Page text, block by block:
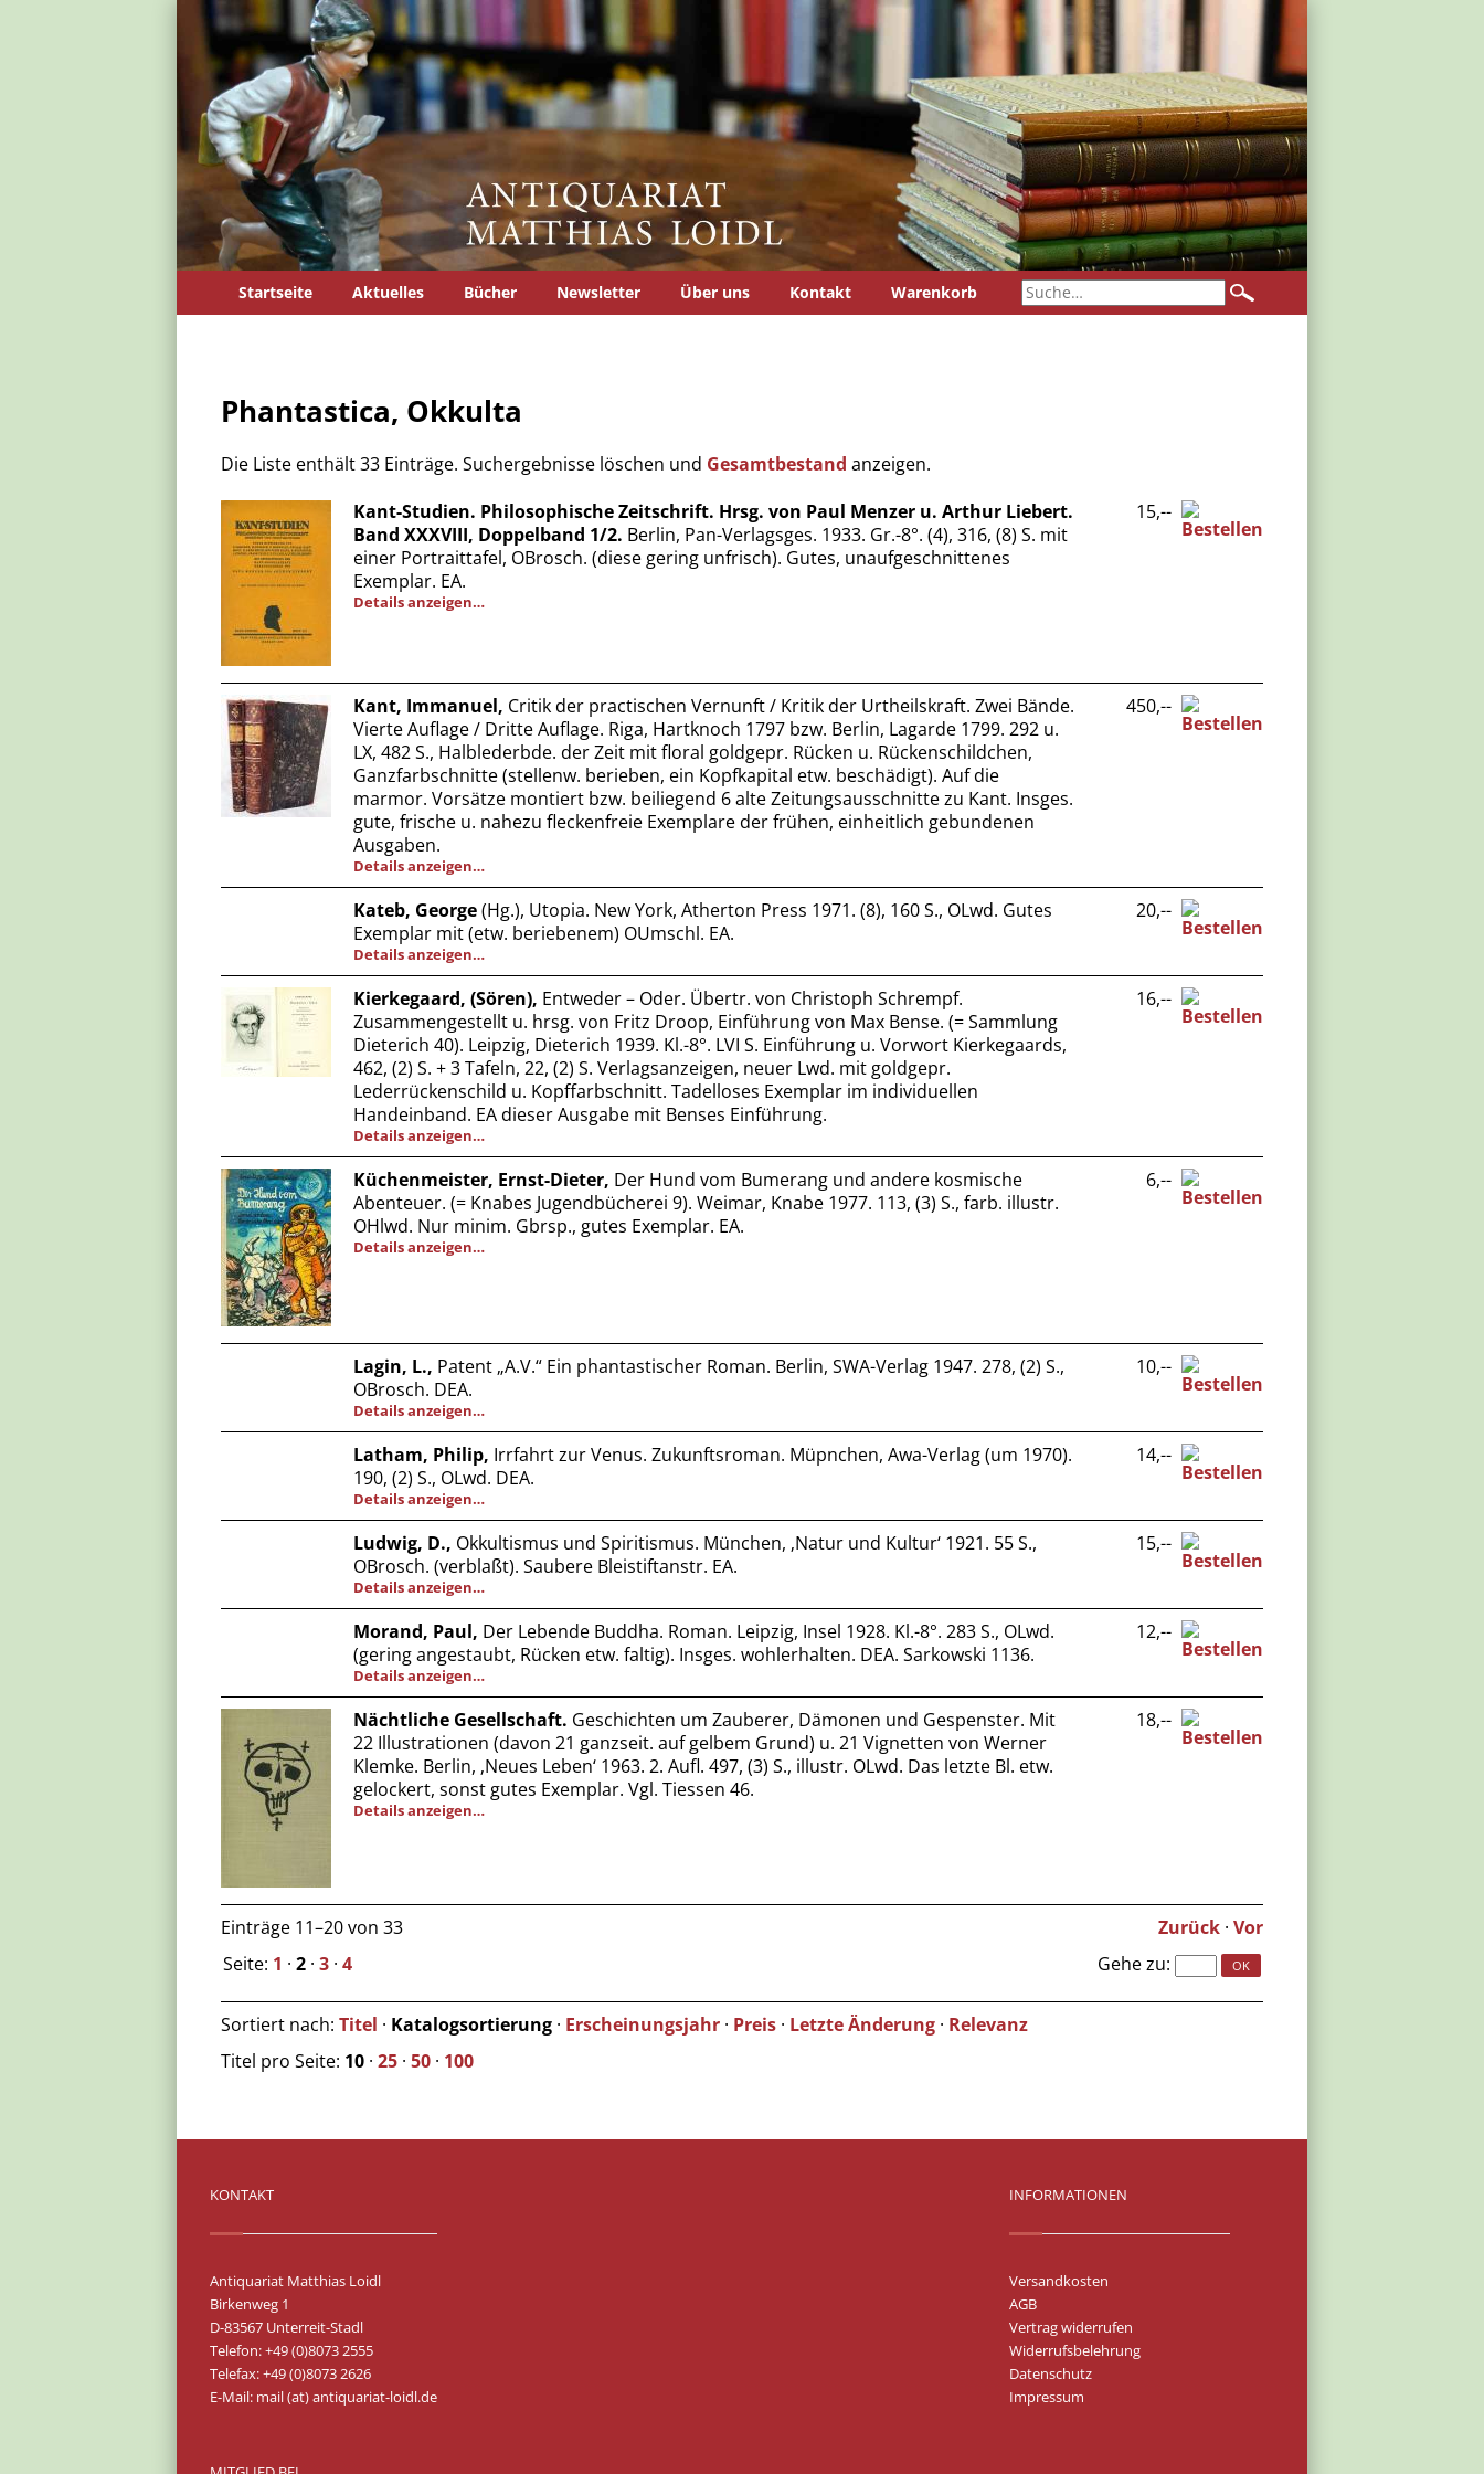
Startseite Aktuelles Bücher Newsletter Über uns Kontakt Warenkorb
Phantastica, Okkulta
Die Liste enthält 33 Einträge. Suchergebnisse löschen und Gesamtbestand anzeigen.
Kant-Studien. Philosophische Zeitschrift. Hrsg. von Paul Menzer u. Arthur Liebert.
Band XXXVIII, Doppelband 1/2. Berlin, Pan-Verlagsges. 1933. Gr.-8°. (4), 316, (8) S. mit
einer Portraittafel, OBrosch. (diese gering unfrisch). Gutes, unaufgeschnittenes
Exemplar. EA.
Details anzeigen…
15,--
Kant, Immanuel, Critik der practischen Vernunft / Kritik der Urtheilskraft. Zwei Bände.
Vierte Auflage / Dritte Auflage. Riga, Hartknoch 1797 bzw. Berlin, Lagarde 1799. 292 u.
LX, 482 S., Halblederbde. der Zeit mit floral goldgepr. Rücken u. Rückenschildchen,
Ganzfarbschnitte (stellenw. berieben, ein Kopfkapital etw. beschädigt). Auf die
marmor. Vorsätze montiert bzw. beiliegend 6 alte Zeitungsausschnitte zu Kant. Insges.
gute, frische u. nahezu fleckenfreie Exemplare der frühen, einheitlich gebundenen
Ausgaben.
Details anzeigen…
450,--
Kateb, George(Hg.), Utopia. New York, Atherton Press 1971. (8), 160 S., OLwd. Gutes
Exemplar mit (etw. beriebenem) OUmschl. EA.
Details anzeigen…
20,--
Kierkegaard, (Sören), Entweder – Oder. Übertr. von Christoph Schrempf.
Zusammengestellt u. hrsg. von Fritz Droop, Einführung von Max Bense. (= Sammlung
Dieterich 40). Leipzig, Dieterich 1939. Kl.-8°. LVI S. Einführung u. Vorwort Kierkegaards,
462, (2) S. + 3 Tafeln, 22, (2) S. Verlagsanzeigen, neuer Lwd. mit goldgepr.
Lederrückenschild u. Kopffarbschnitt. Tadelloses Exemplar im individuellen
Handeinband. EA dieser Ausgabe mit Benses Einführung.
Details anzeigen…
16,--
Küchenmeister, Ernst-Dieter, Der Hund vom Bumerang und andere kosmische
Abenteuer. (= Knabes Jugendbücherei 9). Weimar, Knabe 1977. 113, (3) S., farb. illustr.
OHlwd. Nur minim. Gbrsp., gutes Exemplar. EA.
Details anzeigen…
6,--
Lagin, L., Patent „A.V.“ Ein phantastischer Roman. Berlin, SWA-Verlag 1947. 278, (2) S.,
OBrosch. DEA.
Details anzeigen…
10,--
Latham, Philip, Irrfahrt zur Venus. Zukunftsroman. Müpnchen, Awa-Verlag (um 1970).
190, (2) S., OLwd. DEA.
Details anzeigen…
14,--
Ludwig, D., Okkultismus und Spiritismus. München, ‚Natur und Kultur‘ 1921. 55 S.,
OBrosch. (verblaßt). Saubere Bleistiftanstr. EA.
Details anzeigen…
15,--
Morand, Paul, Der Lebende Buddha. Roman. Leipzig, Insel 1928. Kl.-8°. 283 S., OLwd.
(gering angestaubt, Rücken etw. faltig). Insges. wohlerhalten. DEA. Sarkowski 1136.
Details anzeigen…
12,--
Nächtliche Gesellschaft. Geschichten um Zauberer, Dämonen und Gespenster. Mit
22 Illustrationen (davon 21 ganzseit. auf gelbem Grund) u. 21 Vignetten von Werner
Klemke. Berlin, ‚Neues Leben‘ 1963. 2. Aufl. 497, (3) S., illustr. OLwd. Das letzte Bl. etw.
gelockert, sonst gutes Exemplar. Vgl. Tiessen 46.
Details anzeigen…
18,--
Einträge 11–20 von 33 Zurück · Vor
Seite: 1 · 2 · 3 · 4 Gehe zu:
Sortiert nach: Titel · Katalogsortierung · Erscheinungsjahr · Preis · Letzte Änderung · Relevanz
Titel pro Seite: 10 · 25 · 50 · 100
KONTAKT
Antiquariat Matthias Loidl
Birkenweg 1
D-83567 Unterreit-Stadl
Telefon: +49 (0)8073 2555
Telefax: +49 (0)8073 2626
E-Mail: mail (at) antiquariat-loidl.de
INFORMATIONEN
Versandkosten
AGB
Vertrag widerrufen
Widerrufsbelehrung
Datenschutz
Impressum